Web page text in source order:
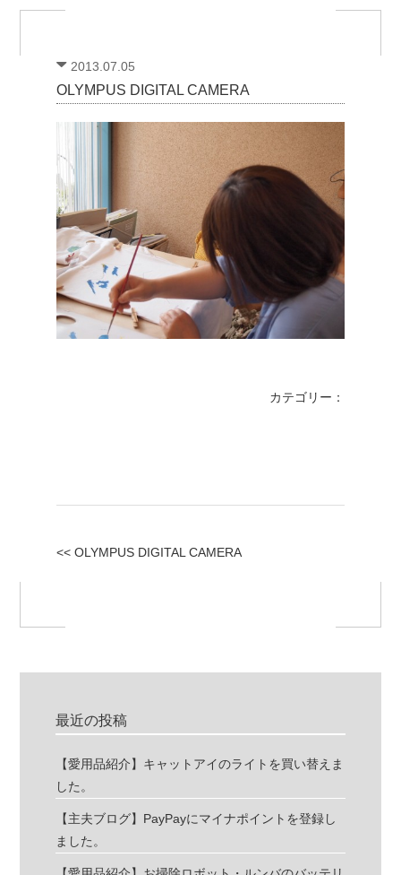
2013.07.05
OLYMPUS DIGITAL CAMERA
カテゴリー：
<< OLYMPUS DIGITAL CAMERA
最近の投稿
【愛用品紹介】キャットアイのライトを買い替えま
した。
【主夫ブログ】PayPayにマイナポイントを登録し
ました。